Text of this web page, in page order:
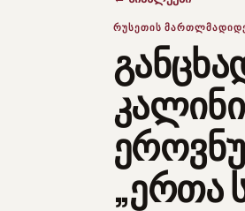
ᲠᲣᲡᲔᲗᲘᲡ
„ერთა